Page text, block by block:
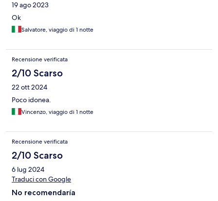
19 ago 2023
Ok
Salvatore, viaggio di 1 notte
Recensione verificata
2/10 Scarso
22 ott 2024
Poco idonea.
Vincenzo, viaggio di 1 notte
Recensione verificata
2/10 Scarso
6 lug 2024
Traduci con Google
No recomendaría